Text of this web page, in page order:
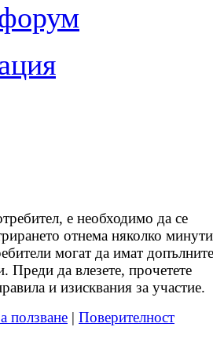
е необходимо да се
отнема няколко
могат да имат
Преди да влезете, прочетете
и изисквания за участие.
ползване | Поверителност